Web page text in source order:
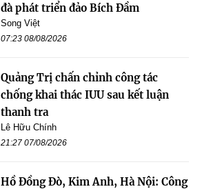
đà phát triển đảo Bích Đầm
Song Việt
07:23 08/08/2026
Quảng Trị chấn chỉnh công tác
chống khai thác IUU sau kết luận
thanh tra
Lê Hữu Chính
21:27 07/08/2026
Hồ Đồng Đò, Kim Anh, Hà Nội: Công